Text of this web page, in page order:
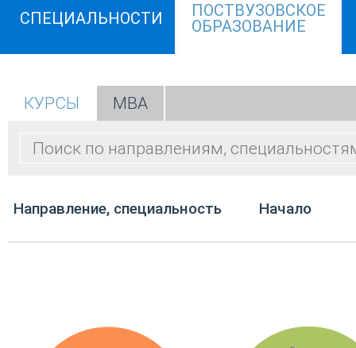
СПЕЦИАЛЬНОСТИ
ПОСТВУЗОВСКОЕ
ОБРАЗОВАНИЕ
КУРСЫ МВА
Направление, специальность Начало